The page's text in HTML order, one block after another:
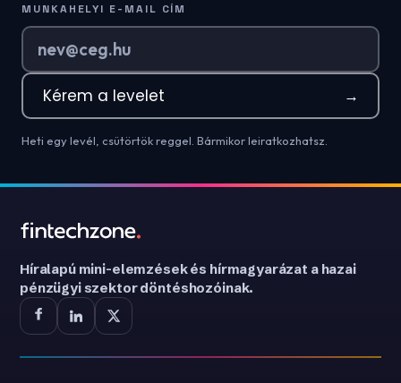
MUNKAHELYI E-MAIL CÍM
Kérem a levelet →
Heti egy levél, csütörtök reggel. Bármikor leiratkozhatsz.
Híralapú mini-elemzések és hírmagyarázat a hazai
pénzügyi szektor döntéshozóinak.